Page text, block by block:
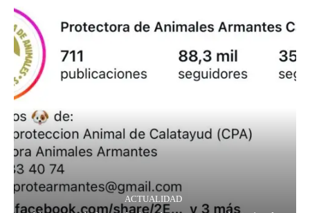
ACTUALIDAD